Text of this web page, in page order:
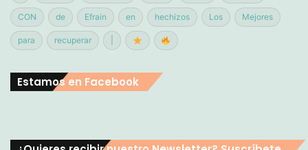
CON de Efrain en hechizos Los Mejores
para recuperar
Estamos en Facebook